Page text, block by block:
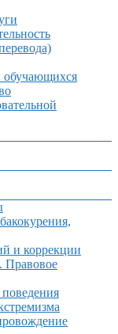
и коррекции
Правовое